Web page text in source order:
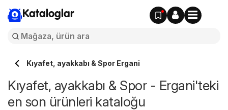
Kataloglar
Kıyafet, ayakkabı & Spor Ergani
Kıyafet, ayakkabı & Spor - Ergani'teki
en son ürünleri kataloğu